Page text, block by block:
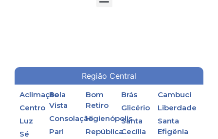
Região Central
Aclimação
Centro
Luz
Sé
Bela
Vista
Consolação
Pari
Bom
Retiro
Higienópolis
República
Brás
Glicério
Santa
Cecília
Cambuci
Liberdade
Santa
Efigênia